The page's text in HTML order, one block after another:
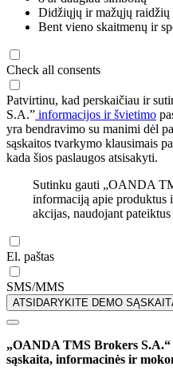
Didžiųjų ir mažųjų raidžių
Bent vieno skaitmenų ir
Check all consents
Patvirtinu, kad perskaičiau ir
S.A.” informacijos ir švietimo
yra bendravimo su manimi dėl
sąskaitos tvarkymo klausimais
kada šios paslaugos atsisakyti.
Sutinku gauti „OANDA
informaciją apie produktus
akcijas, naudojant
El. paštas
SMS/MMS
ATSIDARYKITE DEMO
„OANDA TMS Brokers
sąskaita, informacinės ir